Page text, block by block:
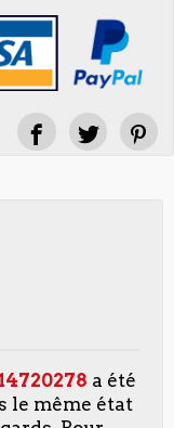
a été
le même état